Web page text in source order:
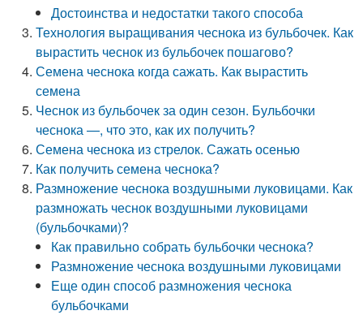
Достоинства и недостатки такого способа
Технология выращивания чеснока из бульбочек. Как
вырастить чеснок из бульбочек пошагово?
Семена чеснока когда сажать. Как вырастить
семена
Чеснок из бульбочек за один сезон. Бульбочки
чеснока —, что это, как их получить?
Семена чеснока из стрелок. Сажать осенью
Как получить семена чеснока?
Размножение чеснока воздушными луковицами. Как
размножать чеснок воздушными луковицами
(бульбочками)?
Как правильно собрать бульбочки чеснока?
Размножение чеснока воздушными луковицами
Еще один способ размножения чеснока
бульбочками